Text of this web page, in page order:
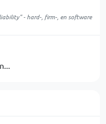
- hard-, firm-, en software